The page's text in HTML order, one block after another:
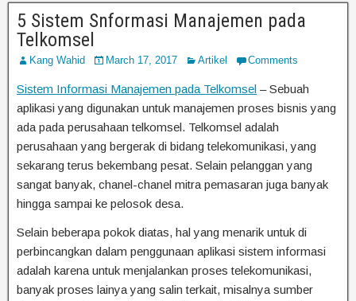
5 Sistem Snformasi Manajemen pada
Telkomsel
Kang Wahid March 17, 2017 Artikel Comments
Sistem Informasi Manajemen pada Telkomsel – Sebuah
aplikasi yang digunakan untuk manajemen proses bisnis yang
ada pada perusahaan telkomsel. Telkomsel adalah
perusahaan yang bergerak di bidang telekomunikasi, yang
sekarang terus bekembang pesat. Selain pelanggan yang
sangat banyak, chanel-chanel mitra pemasaran juga banyak
hingga sampai ke pelosok desa.
Selain beberapa pokok diatas, hal yang menarik untuk di
perbincangkan dalam penggunaan aplikasi sistem informasi
adalah karena untuk menjalankan proses telekomunikasi,
banyak proses lainya yang salin terkait, misalnya sumber